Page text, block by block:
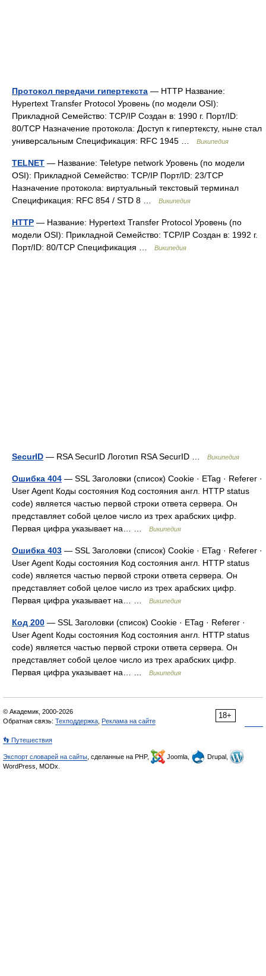
Протокол передачи гипертекста — HTTP Название:
Hypertext Transfer Protocol Уровень (по модели OSI):
Прикладной Семейство: TCP/IP Создан в: 1990 г. Порт/ID:
80/TCP Назначение протокола: Доступ к гипертексту, ныне стал
универсальным Спецификация: RFC 1945 …
Википедия
TELNET — Название: Teletype network Уровень (по модели
OSI): Прикладной Семейство: TCP/IP Порт/ID: 23/TCP
Назначение протокола: виртуальный текстовый терминал
Спецификация: RFC 854 / STD 8 …
Википедия
HTTP — Название: Hypertext Transfer Protocol Уровень (по
модели OSI): Прикладной Семейство: TCP/IP Создан в: 1992 г.
Порт/ID: 80/TCP Спецификация …
Википедия
SecurID — RSA SecurID Логотип RSA SecurID … Википедия
Ошибка 404 — SSL Заголовки (список) Cookie · ETag · Referer ·
User Agent Коды состояния Код состояния англ. HTTP status
code) является частью первой строки ответа сервера. Он
представляет собой целое число из трех арабских цифр.
Первая цифра указывает на… …
Википедия
Ошибка 403 — SSL Заголовки (список) Cookie · ETag · Referer ·
User Agent Коды состояния Код состояния англ. HTTP status
code) является частью первой строки ответа сервера. Он
представляет собой целое число из трех арабских цифр.
Первая цифра указывает на… …
Википедия
Код 200 — SSL Заголовки (список) Cookie · ETag · Referer ·
User Agent Коды состояния Код состояния англ. HTTP status
code) является частью первой строки ответа сервера. Он
представляет собой целое число из трех арабских цифр.
Первая цифра указывает на… …
Википедия
18+
© Академик, 2000-2026
Обратная связь: Техподдержка Реклама на сайте
👣 Путешествия
Экспорт словарей на сайты , сделанные на PHP, Joomla,
Drupal,
WordPress, MODx.